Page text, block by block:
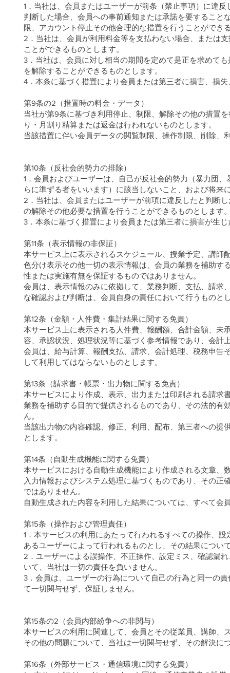
1．当社は、会員またはユーザーが前条（禁止事項）に違
判断した場合、会員への事前通知または承諾を要するこ
限、アカウント停止その他合理的な措置を行うことができ
2．当社は、会員が利用料金等を支払わない場合、または
ことができるものとします。
3．当社は、会員に対し相当の期間を定めて是正を求めて
を解除することができるものとします。
4．本条に基づく措置により会員または第三者に損害、損
第9条の2（措置時の料金・データ）
当社が第9条に基づき利用停止、制限、解除その他の措置
り・月割り精算または返金は行われないものとします。
当該措置に伴い会員データの閲覧制限、操作制限、削除
第10条（反社会的勢力の排除）
1．会員およびユーザーは、自己が反社会的勢力（暴力団
らに準ずる者をいいます）に該当しないこと、および将
2．当社は、会員またはユーザーが前項に違反したと判断
の解除その他必要な措置を行うことができるものとします
3．本条に基づく措置により会員または第三者に損害が生
第11条（表示情報の非保証）
本サービス上に表示されるスケジュール、授業予定、講
色分け表示その他一切の表示情報は、会員の業務を補助
性または実施有無を保証するものではありません。
会員は、表示情報のみに依拠して、業務判断、支払、請
な確認および判断は、会員自身の責任において行うものと
第12条（金額・人件費・集計結果に関する免責）
本サービス上に表示される人件費、報酬額、合計金額、
容、承認状況、処理状況等に基づく参考情報であり、会
会員は、給与計算、報酬支払、請求、会計処理、税務申
して利用してはならないものとします。
第13条（請求書・帳票・出力物に関する免責）
本サービスにより作成、表示、出力または印刷される請求
業務を補助する目的で提供されるものであり、その法的
ん。
当該出力物の内容確認、修正、利用、配布、第三者への
とします。
第14条（自動生成機能に関する免責）
本サービスにおける自動生成機能により作成される文章
入力情報およびシステム処理に基づくものであり、その
ではありません。
自動生成された内容を利用した結果については、すべて
第15条（操作および管理責任）
1．本サービスの利用にあたって行われるすべての操作、
あるユーザーによって行われるものとし、その結果につい
2．ユーザーによる誤操作、不正操作、設定ミス、確認漏
いて、当社は一切の責任を負いません。
3．会員は、ユーザーの行為について自己の行為と同一の
て一切関与せず、保証しません。
第15条の2（会員内部紛争への非関与）
本サービスの利用に関連して、会員とその従業員、講師
その他の問題について、当社は一切関与せず、その解決に
第16条（外部サービス・通信環境に関する免責）